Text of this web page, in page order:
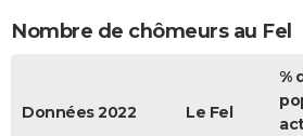
Nombre de chômeurs au Fel
Données 2022 Le Fel
%